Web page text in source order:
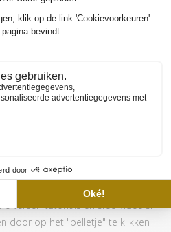
type armaturen.
maar in sommige situaties
worden.
AQUA GOLDLINE
werking en de aanschaf van de
en/of set en de werking van
op
het YouTube kanaal van
diversen tutorials en sfeervideo's.
door op het "belletje" te klikken